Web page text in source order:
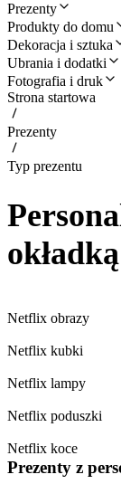
Prezenty
Produkty do domu
Dekoracja i sztuka
Ubrania i dodatki
Fotografia i druk
Strona startowa
Prezenty
Typ prezentu
Netflix obrazy
Netflix kubki
Netflix lampy
Netflix poduszki
Netflix koce
Prezenty z